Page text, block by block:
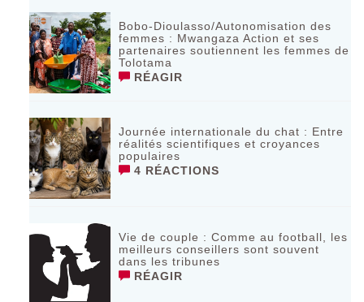
Bobo-Dioulasso/Autonomisation des
femmes : Mwangaza Action et ses
partenaires soutiennent les femmes de
Tolotama
RÉAGIR
Journée internationale du chat : Entre
réalités scientifiques et croyances
populaires
4 RÉACTIONS
Vie de couple : Comme au football, les
meilleurs conseillers sont souvent
dans les tribunes
RÉAGIR